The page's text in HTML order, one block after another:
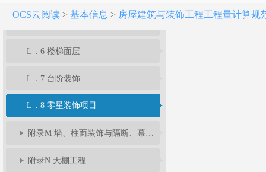
OCS云阅读> 基本信息 > 房屋建筑与装饰工程工程量计算规
L．6 楼梯面层
L．7 台阶装饰
L．8 零星装饰项目
附录N 天棚工程